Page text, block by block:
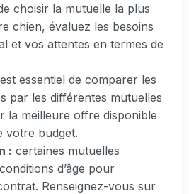
choisir la mutuelle la plus
chien, évaluez les besoins
et vos attentes en termes de
essentiel de comparer les
par les différentes mutuelles
la meilleure offre disponible
votre budget.
: certaines mutuelles
d’âge pour
Renseignez-vous sur